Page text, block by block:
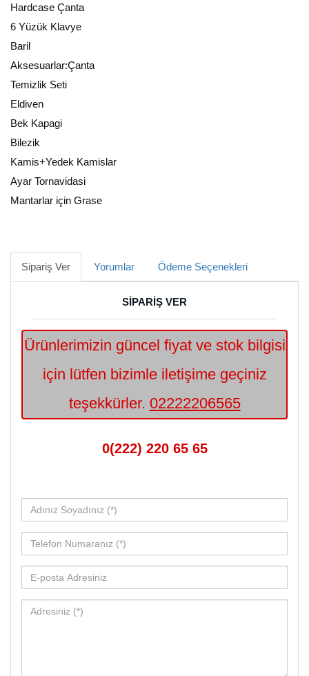
Hardcase Çanta
6 Yüzük Klavye
Baril
Aksesuarlar:Çanta
Temizlik Seti
Eldiven
Bek Kapagi
Bilezik
Kamis+Yedek Kamislar
Ayar Tornavidasi
Mantarlar için Grase
Sipariş Ver Yorumlar Ödeme Seçenekleri
SİPARİŞ VER
Ürünlerimizin güncel fiyat ve stok bilgisi
için lütfen bizimle iletişime geçiniz
teşekkürler. 02222206565
0(222) 220 65 65